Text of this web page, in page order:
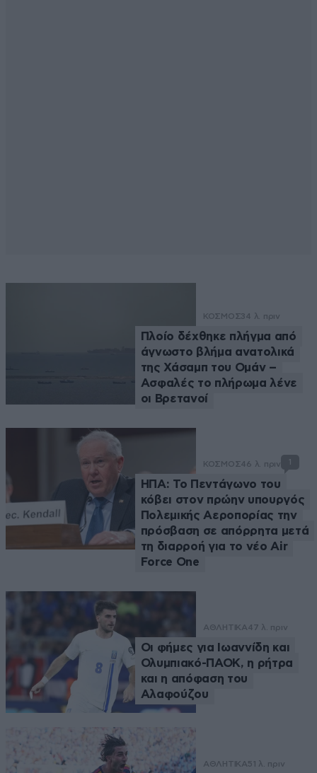
ΚΟΣΜΟΣ34 λ. πριν
Πλοίο δέχθηκε πλήγμα από
άγνωστο βλήμα ανατολικά
της Χάσαμπ του Ομάν –
Ασφαλές το πλήρωμα λένε
οι Βρετανοί
ΚΟΣΜΟΣ46 λ. πριν 1
ΗΠΑ: Το Πεντάγωνο του
κόβει στον πρώην υπουργός
Πολεμικής Αεροπορίας την
πρόσβαση σε απόρρητα μετά
τη διαρροή για το νέο Air
Force One
ΑΘΛΗΤΙΚΑ47 λ. πριν
Οι φήμες για Ιωαννίδη και
Ολυμπιακό-ΠΑΟΚ, η ρήτρα
και η απόφαση του
Αλαφούζου
ΑΘΛΗΤΙΚΑ51 λ. πριν